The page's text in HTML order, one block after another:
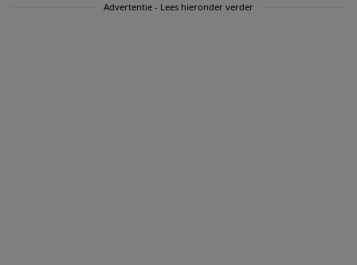
Advertentie - Lees hieronder verder